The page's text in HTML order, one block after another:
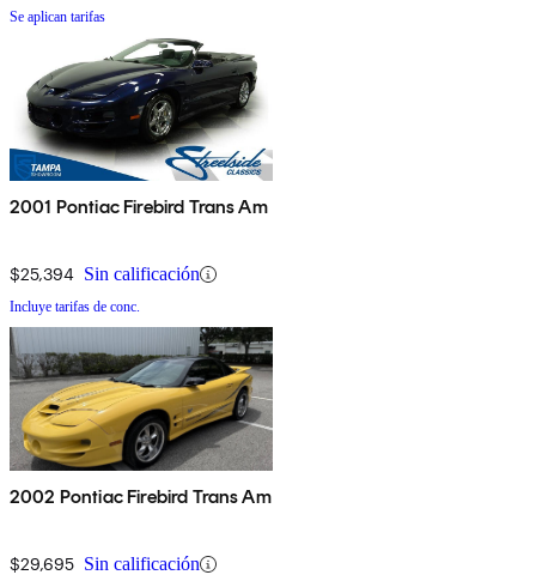
Se aplican tarifas
2001 Pontiac Firebird Trans Am
$25,394 Sin calificación
Incluye tarifas de conc.
2002 Pontiac Firebird Trans Am
$29,695 Sin calificación